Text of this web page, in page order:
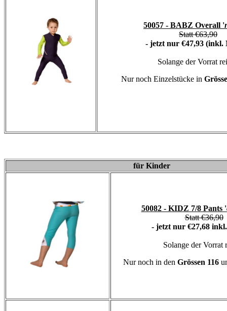
50057 - BABZ Overall '
Statt €63,90
- jetzt nur €47,93 (inkl.
Solange der Vorrat
Nur noch Einzelstücke in
für Kinder
50082 - KIDZ 7/8 Pants '
Statt €36,90
- jetzt nur €27,68
Solange der Vorrat
Nur noch in den Grössen 116